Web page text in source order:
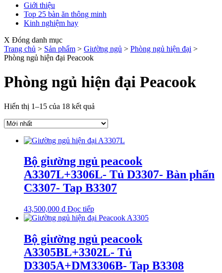
Giới thiệu
Top 25 bàn ăn thông minh
Kinh nghiệm hay
X Đóng danh mục
Trang chủ > Sản phẩm > Giường ngủ > Phòng ngủ hiện đại >
Phòng ngủ hiện đại Peacook
Phòng ngủ hiện đại Peacook
Hiển thị 1–15 của 18 kết quả
Bộ giường ngủ peacook
A3307L+3306L- Tủ D3307- Bàn phấn
C3307- Tap B3307
43,500,000 ₫ Đọc tiếp
Bộ giường ngủ peacook
A3305BL+3302L- Tủ
D3305A+DM3306B- Tap B3308